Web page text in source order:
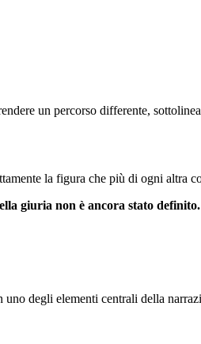
un percorso differente,
la figura che più di ogni altra
giuria non è ancora stato definito.
degli elementi centrali della